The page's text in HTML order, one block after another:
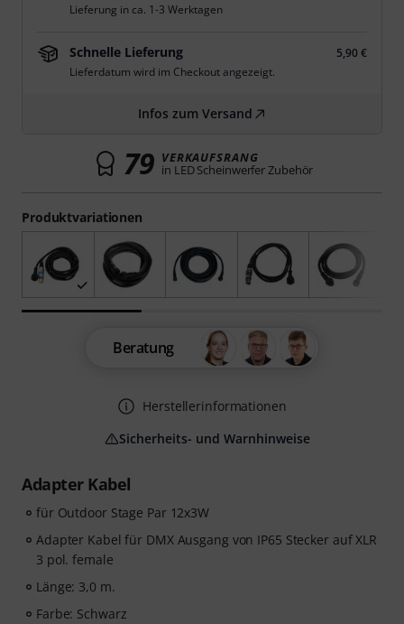
Adapter Kabel
für Outdoor Stage Par 12x3W
Adapter Kabel für DMX Ausgang von IP65 Stecker auf XLR
3 pol. female
Länge: 3,0 m.
Farbe: Schwarz
Produktvariationen
Lieferung in ca. 1-3 Werktagen
Schnelle Lieferung
5,90 €
Lieferdatum wird im Checkout angezeigt.
Infos zum Versand
79 VERKAUFSRANG
in LED Scheinwerfer Zubehör
Beratung
Herstellerinformationen
Sicherheits- und Warnhinweise